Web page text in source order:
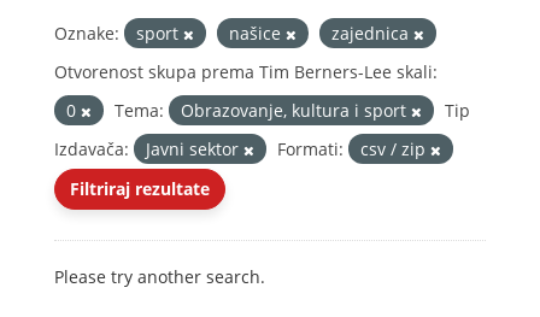
Oznake: sport našice
zajednica
Otvorenost skupa prema Tim Berners-Lee skali:
0
Tema: Obrazovanje, kultura i sport
Tip
Izdavača:
Javni sektor Formati:
csv / zip
Filtriraj rezultate
Please try another search.